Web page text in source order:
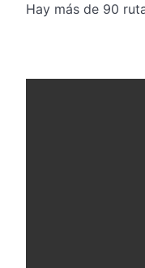
Hay más de 90